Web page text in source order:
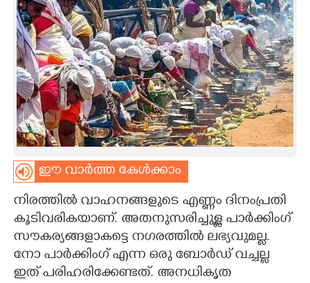
SPIRITUAL
INFO+
ART
ASTRO
CARTOONS
LITERATURE
ഈ വാർത്ത കേൾക്കാം
നിരത്തിൽ വാഹനങ്ങളുടെ എണ്ണം ദിനംപ്രതി
കൂടിവരികയാണ്. അതനുസരിച്ചുള്ള പാർക്കിംഗ്
സൗകര്യങ്ങളാകട്ടെ നഗരത്തിൽ ലഭ്യവുമല്ല.
നോ പാർക്കിംഗ് എന്ന ഒരു ബോർഡ് വച്ചല്ല
ഇത് പരിഹരിക്കേണ്ടത്. അനധികൃത